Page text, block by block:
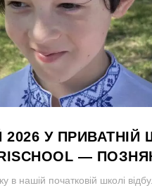
У ПРИВАТНІЙ
—
в нашій початковій школі